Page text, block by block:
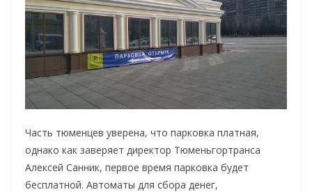
Часть тюменцев уверена, что парковка платная,
однако как заверяет директор Тюменьгортранса
Алексей Санник, первое время парковка будет
бесплатной. Автоматы для сбора денег,